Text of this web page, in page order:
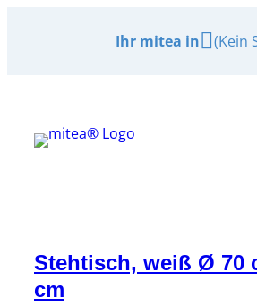
Ihr mitea in (Kein
Stehtisch, weiß Ø 70
cm